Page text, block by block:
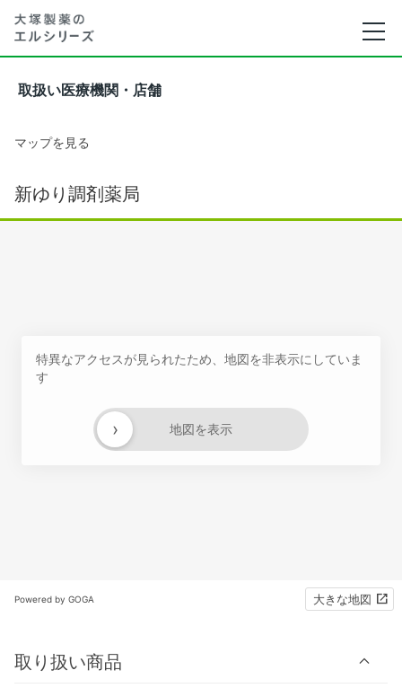
取扱い医療機関・店舗
マップを見る
新ゆり調剤薬局
特異なアクセスが見られたため、地図を非表示にしていま
す
地図を表示
›
Powered by GOGA 大きな地図
取り扱い商品